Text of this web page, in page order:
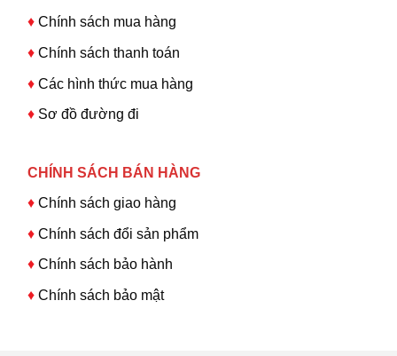
♦Chính sách mua hàng
♦ Chính sách thanh toán
♦ Các hình thức mua hàng
♦ Sơ đồ đường đi
CHÍNH SÁCH BÁN HÀNG
♦ Chính sách giao hàng
♦ Chính sách đổi sản phẩm
♦ Chính sách bảo hành
♦ Chính sách bảo mật